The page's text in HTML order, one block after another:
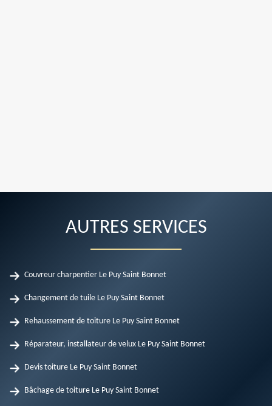
AUTRES SERVICES
Couvreur charpentier Le Puy Saint Bonnet
Changement de tuile Le Puy Saint Bonnet
Rehaussement de toiture Le Puy Saint Bonnet
Réparateur, installateur de velux Le Puy Saint Bonnet
Devis toiture Le Puy Saint Bonnet
Bâchage de toiture Le Puy Saint Bonnet